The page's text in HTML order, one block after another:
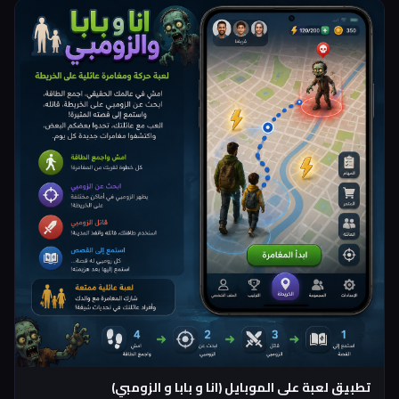
تطبيق لعبة على الموبايل (انا و بابا و الزومبي)